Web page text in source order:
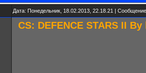
Дата: Понедельник, 18.02.2013, 22.18.21 |
CS: DEFENCE STARS II